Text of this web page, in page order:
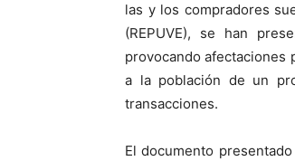
las y los compradores
(REPUVE), se han
provocando afectaciones
a la población de un
transacciones.
El documento